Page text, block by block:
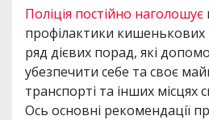
Поліція постійно наголошує
профілактики кишенькових
ряд дієвих порад, які
убезпечити себе та своє
транспорті та інших місцях
Ось основні рекомендації